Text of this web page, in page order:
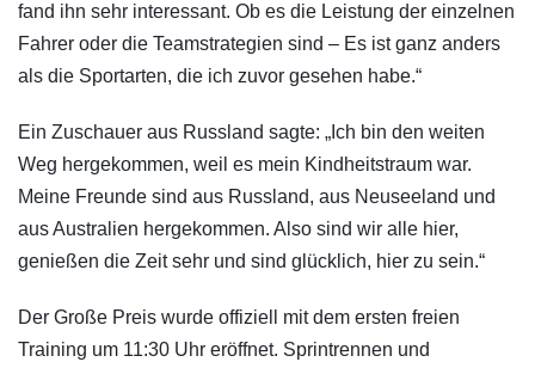
fand ihn sehr interessant. Ob es die Leistung der einzelnen
Fahrer oder die Teamstrategien sind – Es ist ganz anders
als die Sportarten, die ich zuvor gesehen habe.“
Ein Zuschauer aus Russland sagte: „Ich bin den weiten
Weg hergekommen, weil es mein Kindheitstraum war.
Meine Freunde sind aus Russland, aus Neuseeland und
aus Australien hergekommen. Also sind wir alle hier,
genießen die Zeit sehr und sind glücklich, hier zu sein.“
Der Große Preis wurde offiziell mit dem ersten freien
Training um 11:30 Uhr eröffnet. Sprintrennen und